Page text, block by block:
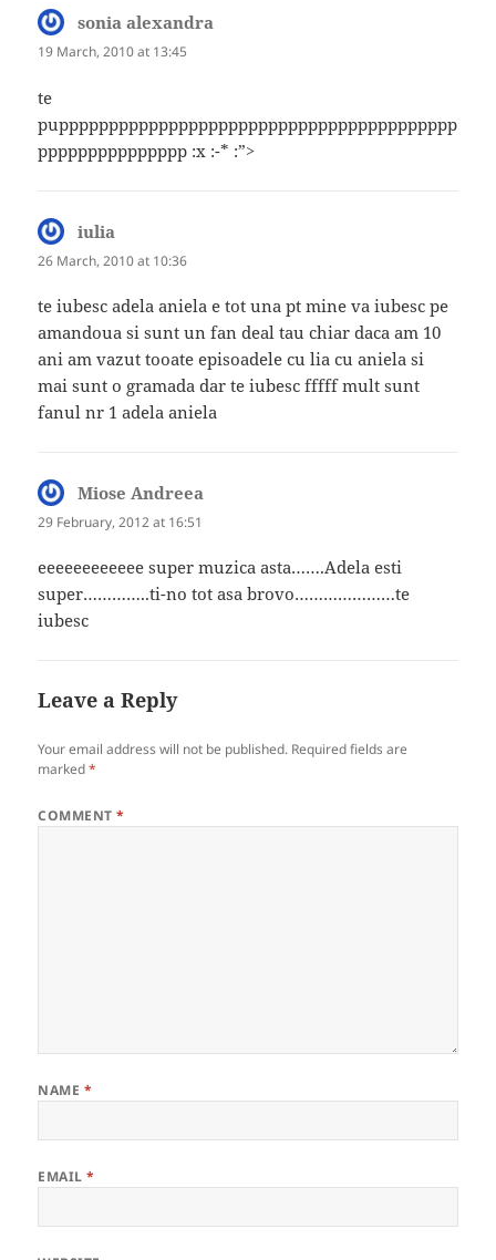
sonia alexandra
19 March, 2010 at 13:45
te
pupppppppppppppppppppppppppppppppppppppppp
ppppppppppppppp :x :-* :”>
iulia
26 March, 2010 at 10:36
te iubesc adela aniela e tot una pt mine va iubesc pe
amandoua si sunt un fan deal tau chiar daca am 10
ani am vazut tooate episoadele cu lia cu aniela si
mai sunt o gramada dar te iubesc fffff mult sunt
fanul nr 1 adela aniela
Miose Andreea
29 February, 2012 at 16:51
eeeeeeeeeeee super muzica asta…….Adela esti
super…………..ti-no tot asa brovo…………………te
iubesc
Leave a Reply
Your email address will not be published. Required fields are
marked*
COMMENT*
NAME *
EMAIL*